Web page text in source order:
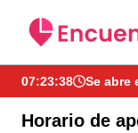
07:23:38 Se abre
Horario de